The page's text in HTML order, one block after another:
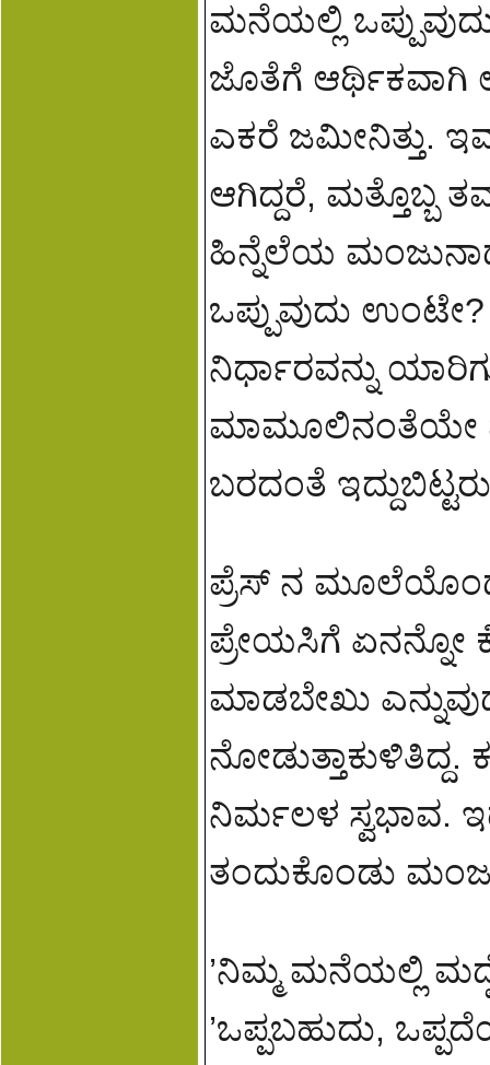
ಮನೆಯಲ್ಲಿ
ಜೊತೆಗೆ ಆರ್ಥಿಕವಾಗಿ
ಎಕರೆ ಜಮೀನಿತ್ತು.
ಆಗಿದ್ದರೆ, ಮತ್ತೊಬ್ಬ
ಹಿನ್ನೆಲೆಯ
ಒಪ್ಪುವುದು
ನಿರ್ಧಾರವನ್ನು
ಮಾಮೂಲಿನಂತೆಯೇ
ಬರದಂತೆ
ಪ್ರೆಸ್ ನ
ಪ್ರೇಯಸಿಗೆ ಏನನ್ನೋ
ಮಾಡಬೇಖು
ನಿರ್ಮಲಳ ಸ್ವಭಾವ.
ತಂದುಕೊಂಡು
’ನಿಮ್ಮ ಮನೆಯಲ್ಲಿ
’ಒಪ್ಪಬಹುದು,